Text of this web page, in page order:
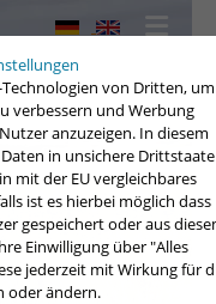
von Dritten, um
verbessern und Werbung
anzuzeigen. In diesem
in unsichere
mit der EU vergleichbares
ist es hierbei möglich dass
gespeichert oder aus
Einwilligung über "Alles
jederzeit mit Wirkung für
oder ändern.